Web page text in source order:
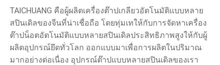
TAICHUANG คือผู้ผลิตเครื่องต๊าปเกลียวอัตโนมัติแบบหลาย
สปินเดิลของจีนที่น่าเชื่อถือ โดยทุ่มเทให้กับการจัดหาเครื่อง
ต๊าปน็อตอัตโนมัติแบบหลายสปินเดิลประสิทธิภาพสูงให้กับผู้
ผลิตอุปกรณ์ยึดทั่วโลก ออกแบบมาเพื่อการผลิตในปริมาณ
มากอย่างต่อเนื่อง อุปกรณ์ต๊าปแบบหลายสปินเดิลของเรา